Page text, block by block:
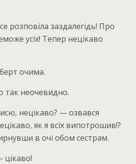
розповіла заздалегідь! Про
усіх! Тепер нецікаво
очима.
так неочевидно.
нецікаво? — озвався
як я всіх випотрошив!?
в очі обом сестрам.